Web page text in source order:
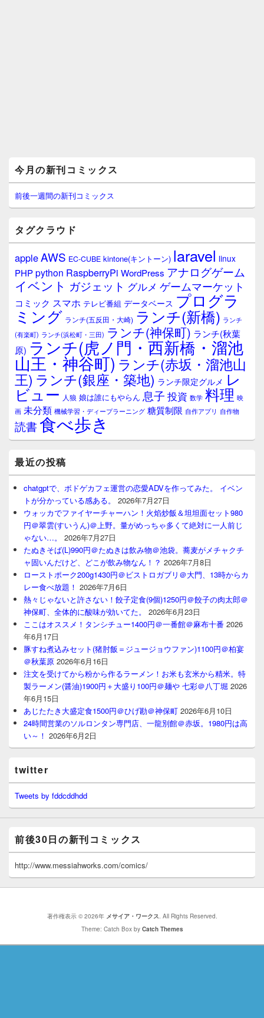
イ
ン
サ
イ
ウ
ィ
ジ
ェ
ア
今月の新刊コミックス
前後一週間の新刊コミックス
タグクラウド
appleAWS EC-CUBE kintone(キントーン) laravel linux
PHPpython RaspberryPi WordPress アナログゲーム
イベント ガジェット グルメ ゲームマーケット
コミック スマホ テレビ番組 データベース プログラ
ミング ランチ(五反田・大崎) ランチ(新橋) ランチ
(有楽町) ランチ(浜松町・三田) ランチ(神保町) ランチ(秋葉
原) ランチ(虎ノ門・西新橋・溜池
山王・神谷町) ランチ(赤坂・溜池山
王) ランチ(銀座・築地) ランチ限定グルメ レ
ビュー 人狼 娘は誰にもやらん 息子 投資 数学 料理 映
画 未分類 機械学習・ディープラーニング 糖質制限 自作アプリ 自作物
読書食べ歩き
最近の投稿
chatgptで、ボドゲカフェ運営の恋愛ADVを作ってみた。 イベン
トが分かっている感ある。
2026年7月27日
ウォッカでファイヤーチャーハン！火焰炒飯＆坦坦面セット980
円＠翠雲(すいうん)＠上野。量がめっちゃ多くて絶対に一人前じ
ゃない…。
2026年7月27日
たぬきそば(L)990円＠たぬきは飲み物＠池袋。蕎麦がメチャクチ
ャ固いんだけど、どこが飲み物なん！？ 2026年7月8日
ローストポーク200g1430円＠ビストロガブリ＠大門、13時からカ
レー食べ放題！ 2026年7月6日
熱々じゃないと許さない！餃子定食(9個)1250円＠餃子の肉太郎＠
神保町、全体的に酸味が効いてた。
2026年6月23日
ここはオススメ！タンシチュー1400円＠一番館＠麻布十番 2026
年6月17日
豚すね煮込みセット(猪肘飯＝ジュージョウファン)1100円＠柏宴
＠秋葉原 2026年6月16日
注文を受けてから粉から作るラーメン！お米も玄米から精米。特
製ラーメン(醤油)1900円＋大盛り100円＠麺や 七彩＠八丁堀 2026
年6月15日
あじたたき大盛定食1500円＠ひげ勘＠神保町 2026年6月10日
24時間営業のソルロンタン専門店、一龍別館＠赤坂。1980円は高
い～！ 2026年6月2日
twitter
Tweets by fddcddhdd
前後30日の新刊コミックス
http://www.messiahworks.com/comics/
著作権表示 © 2026年 メサイア・ワークス. All Rights Reserved.
Theme: Catch Box by Catch Themes